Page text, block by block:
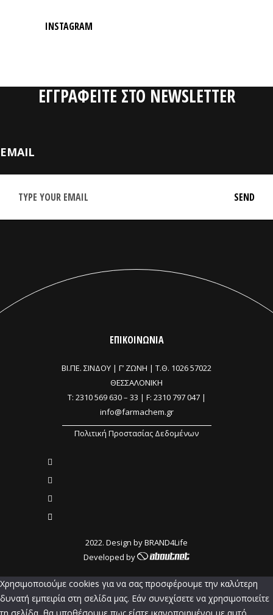
INSTAGRAM
ΕΓΓΡΑΦΕΙΤΕ ΣΤΟ NEWSLETTER
EMAIL
ΕΠΙΚΟΙΝΩΝΙΑ
ΒΙ.ΠΕ. ΣΙΝΔΟΥ | Γ’ ΖΩΝΗ | Τ.Θ. 1026 57022
ΘΕΣΣΑΛΟΝΙΚΗ
T: 2310 569 630– 33 | F: 2310 797 047 |
info@farmachem.gr
Πολιτική Προστασίας Δεδομένων
2022. Design byBRAND4Life
Developed by
Χρησιμοποιούμε cookies για να σας προσφέρουμε την καλύτερη
δυνατή εμπειρία στη σελίδα μας. Εάν συνεχίσετε να χρησιμοποιείτε